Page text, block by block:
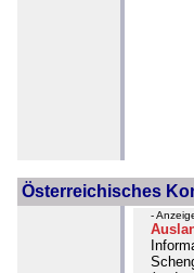
Österreichisches
-